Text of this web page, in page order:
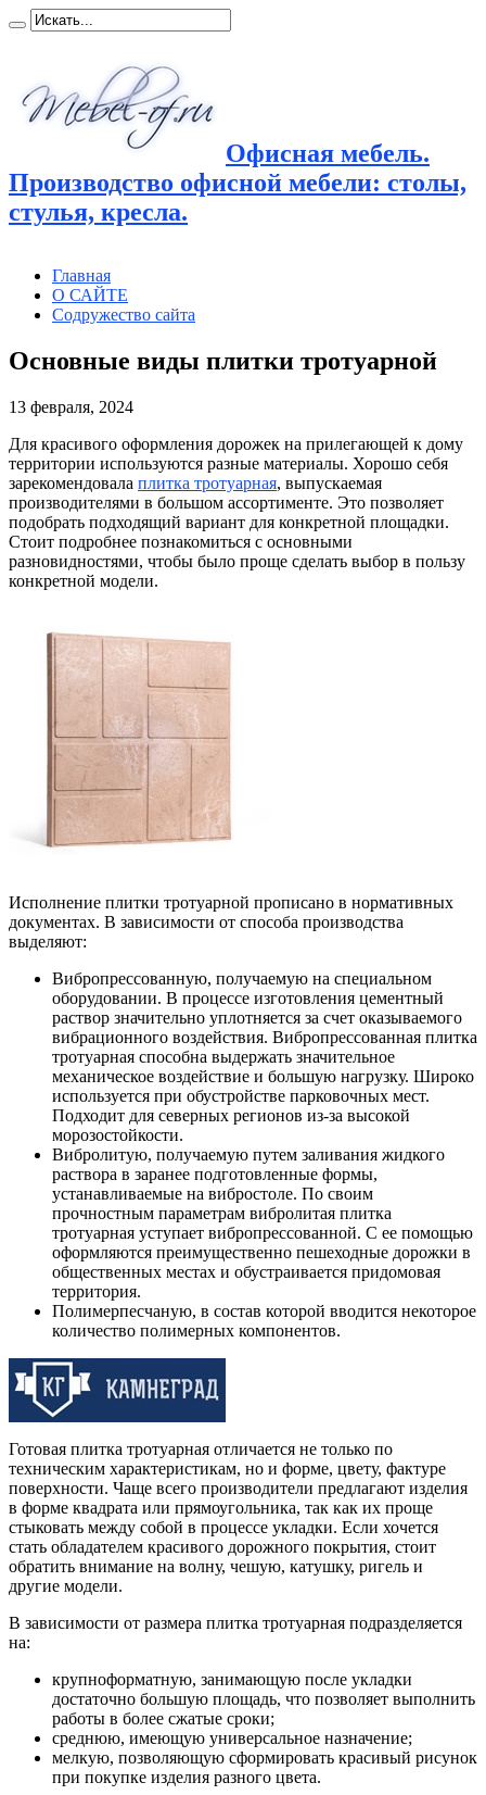
Офисная мебель.
Производство офисной мебели: столы,
стулья, кресла.
Главная
О САЙТЕ
Содружество сайта
Основные виды плитки тротуарной
13 февраля, 2024
Для красивого оформления дорожек на прилегающей к дому
территории используются разные материалы. Хорошо себя
зарекомендовала плитка тротуарная, выпускаемая
производителями в большом ассортименте. Это позволяет
подобрать подходящий вариант для конкретной площадки.
Стоит подробнее познакомиться с основными
разновидностями, чтобы было проще сделать выбор в пользу
конкретной модели.
Исполнение плитки тротуарной прописано в нормативных
документах. В зависимости от способа производства
выделяют:
Вибропрессованную, получаемую на специальном
оборудовании. В процессе изготовления цементный
раствор значительно уплотняется за счет оказываемого
вибрационного воздействия. Вибропрессованная плитка
тротуарная способна выдержать значительное
механическое воздействие и большую нагрузку. Широко
используется при обустройстве парковочных мест.
Подходит для северных регионов из-за высокой
морозостойкости.
Вибролитую, получаемую путем заливания жидкого
раствора в заранее подготовленные формы,
устанавливаемые на вибростоле. По своим
прочностным параметрам вибролитая плитка
тротуарная уступает вибропрессованной. С ее помощью
оформляются преимущественно пешеходные дорожки в
общественных местах и обустраивается придомовая
территория.
Полимерпесчаную, в состав которой вводится некоторое
количество полимерных компонентов.
Готовая плитка тротуарная отличается не только по
техническим характеристикам, но и форме, цвету, фактуре
поверхности. Чаще всего производители предлагают изделия
в форме квадрата или прямоугольника, так как их проще
стыковать между собой в процессе укладки. Если хочется
стать обладателем красивого дорожного покрытия, стоит
обратить внимание на волну, чешую, катушку, ригель и
другие модели.
В зависимости от размера плитка тротуарная подразделяется
на:
крупноформатную, занимающую после укладки
достаточно большую площадь, что позволяет выполнить
работы в более сжатые сроки;
среднюю, имеющую универсальное назначение;
мелкую, позволяющую сформировать красивый рисунок
при покупке изделия разного цвета.